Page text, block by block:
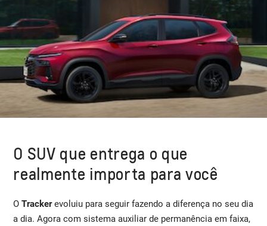
O SUV que entrega o que
realmente importa para você
OTrackerevoluiu para seguir fazendo a diferença no seu dia
a dia. Agora com sistema auxiliar de permanência em faixa,